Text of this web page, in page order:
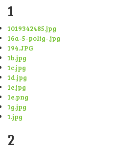
1
1019342485.jpg
16a-5-polig-.jpg
194.JPG
1b.jpg
1c.jpg
1d.jpg
1e.jpg
1e.png
1g.jpg
1.jpg
2